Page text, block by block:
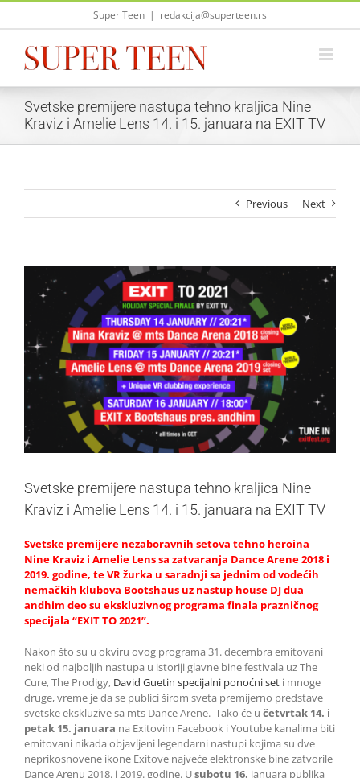
Skip
Super Teen | redakcija@superteen.rs
Svetske premijere nastupa tehno kraljica Nine
Kraviz i Amelie Lens 14. i 15. januara na EXIT TV
Previous Next
Larger
Image
Svetske premijere nastupa tehno kraljica Nine
Kraviz i Amelie Lens 14. i 15. januara na EXIT TV
Svetske premijere nezaboravnih setova tehno heroina
Nine Kraviz i Amelie Lens sa zatvaranja Dance Arene 2018 i
2019. godine, te VR žurka u saradnji sa jednim od vodećih
nemačkih klubova Bootshaus uz nastup house DJ dua
andhim deo su ekskluzivnog programa finala prazničnog
specijala “EXIT TO 2021”.
Nakon što su u okviru ovog programa 31. decembra emitovani
neki od najboljih nastupa u istoriji glavne bine festivala uz The
Cure, The Prodigy, David Guetin specijalni ponoćni set i mnoge
druge, vreme je da se publici širom sveta premijerno predstave
svetske ekskluzive sa mts Dance Arene. Tako će u četvrtak 14. i
petak 15. januara na Exitovim Facebook i Youtube kanalima biti
emitovani nikada objavljeni legendarni nastupi kojima su dve
neprikosnovene ikone Exitove najveće elektronske bine zatvorile
Dance Arenu 2018. i 2019. godine. Usubotu 16. januara publika